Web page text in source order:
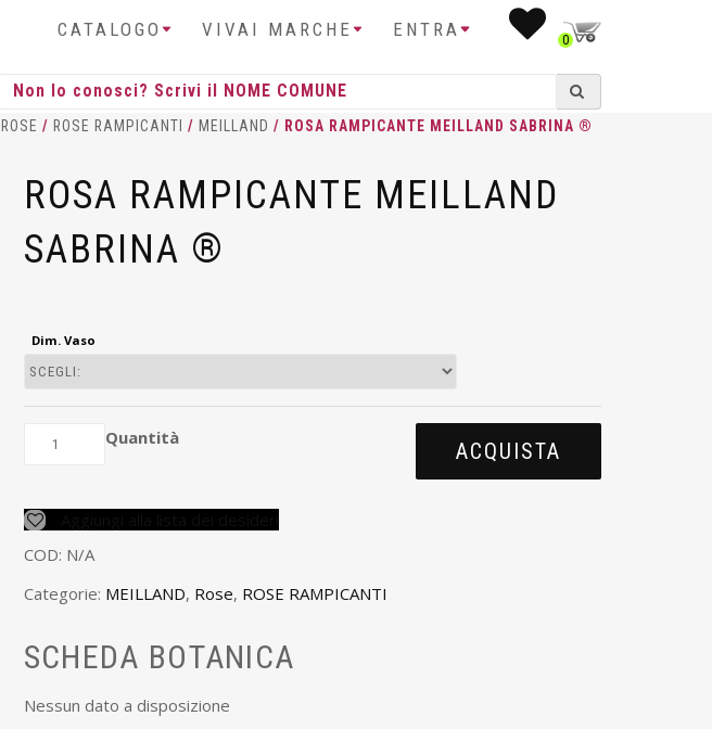
CATALOGO VIVAI MARCHE ENTRA 0
ROSE / ROSE RAMPICANTI / MEILLAND / ROSA RAMPICANTE MEILLAND SABRINA ®
ROSA RAMPICANTE MEILLAND
SABRINA ®
Dim. Vaso
Quantità
ACQUISTA
COD: N/A
Categorie: MEILLAND, Rose, ROSE RAMPICANTI
SCHEDA BOTANICA
Nessun dato a disposizione